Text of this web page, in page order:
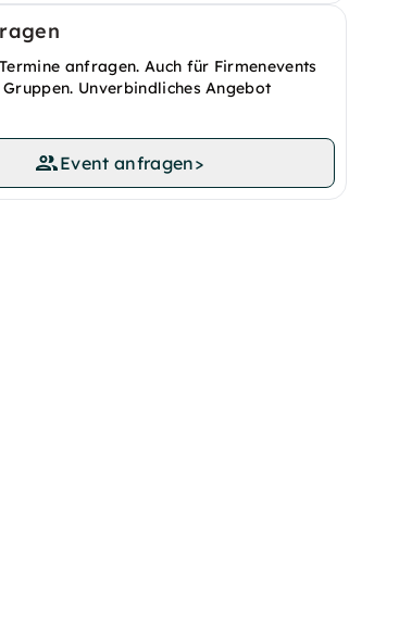
anfragen. Auch für Firmenevents
Unverbindliches Angebot
Event anfragen>